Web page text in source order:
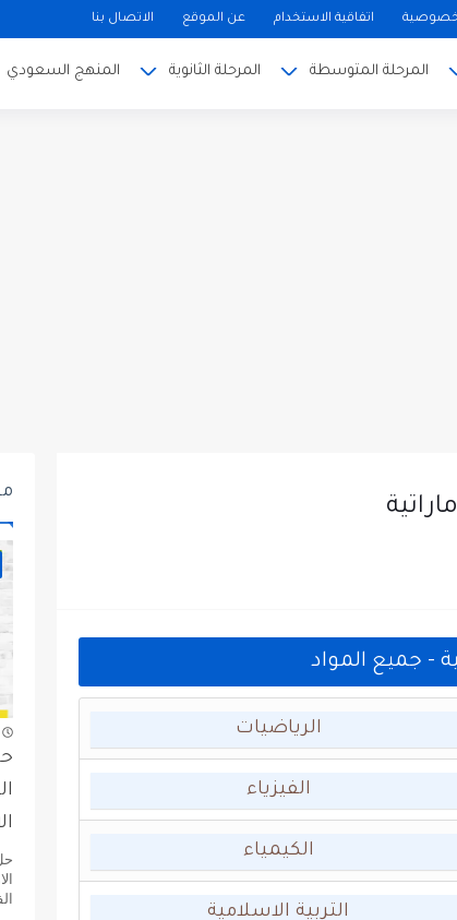
اتفاقية الاستخدام عن الموقع الاتصال بنا
المرحلة المتوسطة المرحلة الثانوية المنهج السعودي
- جميع المواد
الرياضيات
الفيزياء
الكيمياء
التربية الاسلامية